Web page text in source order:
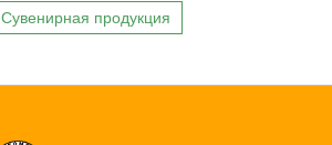
Сувенирная продукция